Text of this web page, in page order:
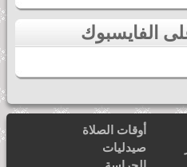
أوقات الصلاة
صيدليات